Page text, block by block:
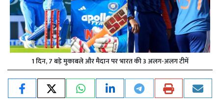
1 दिन, 7 बड़े मुकाबले और मैदान पर भारत की 3 अलग-अलग टीमें